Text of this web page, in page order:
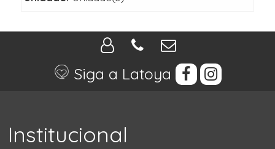
Siga a Latoya
Institucional